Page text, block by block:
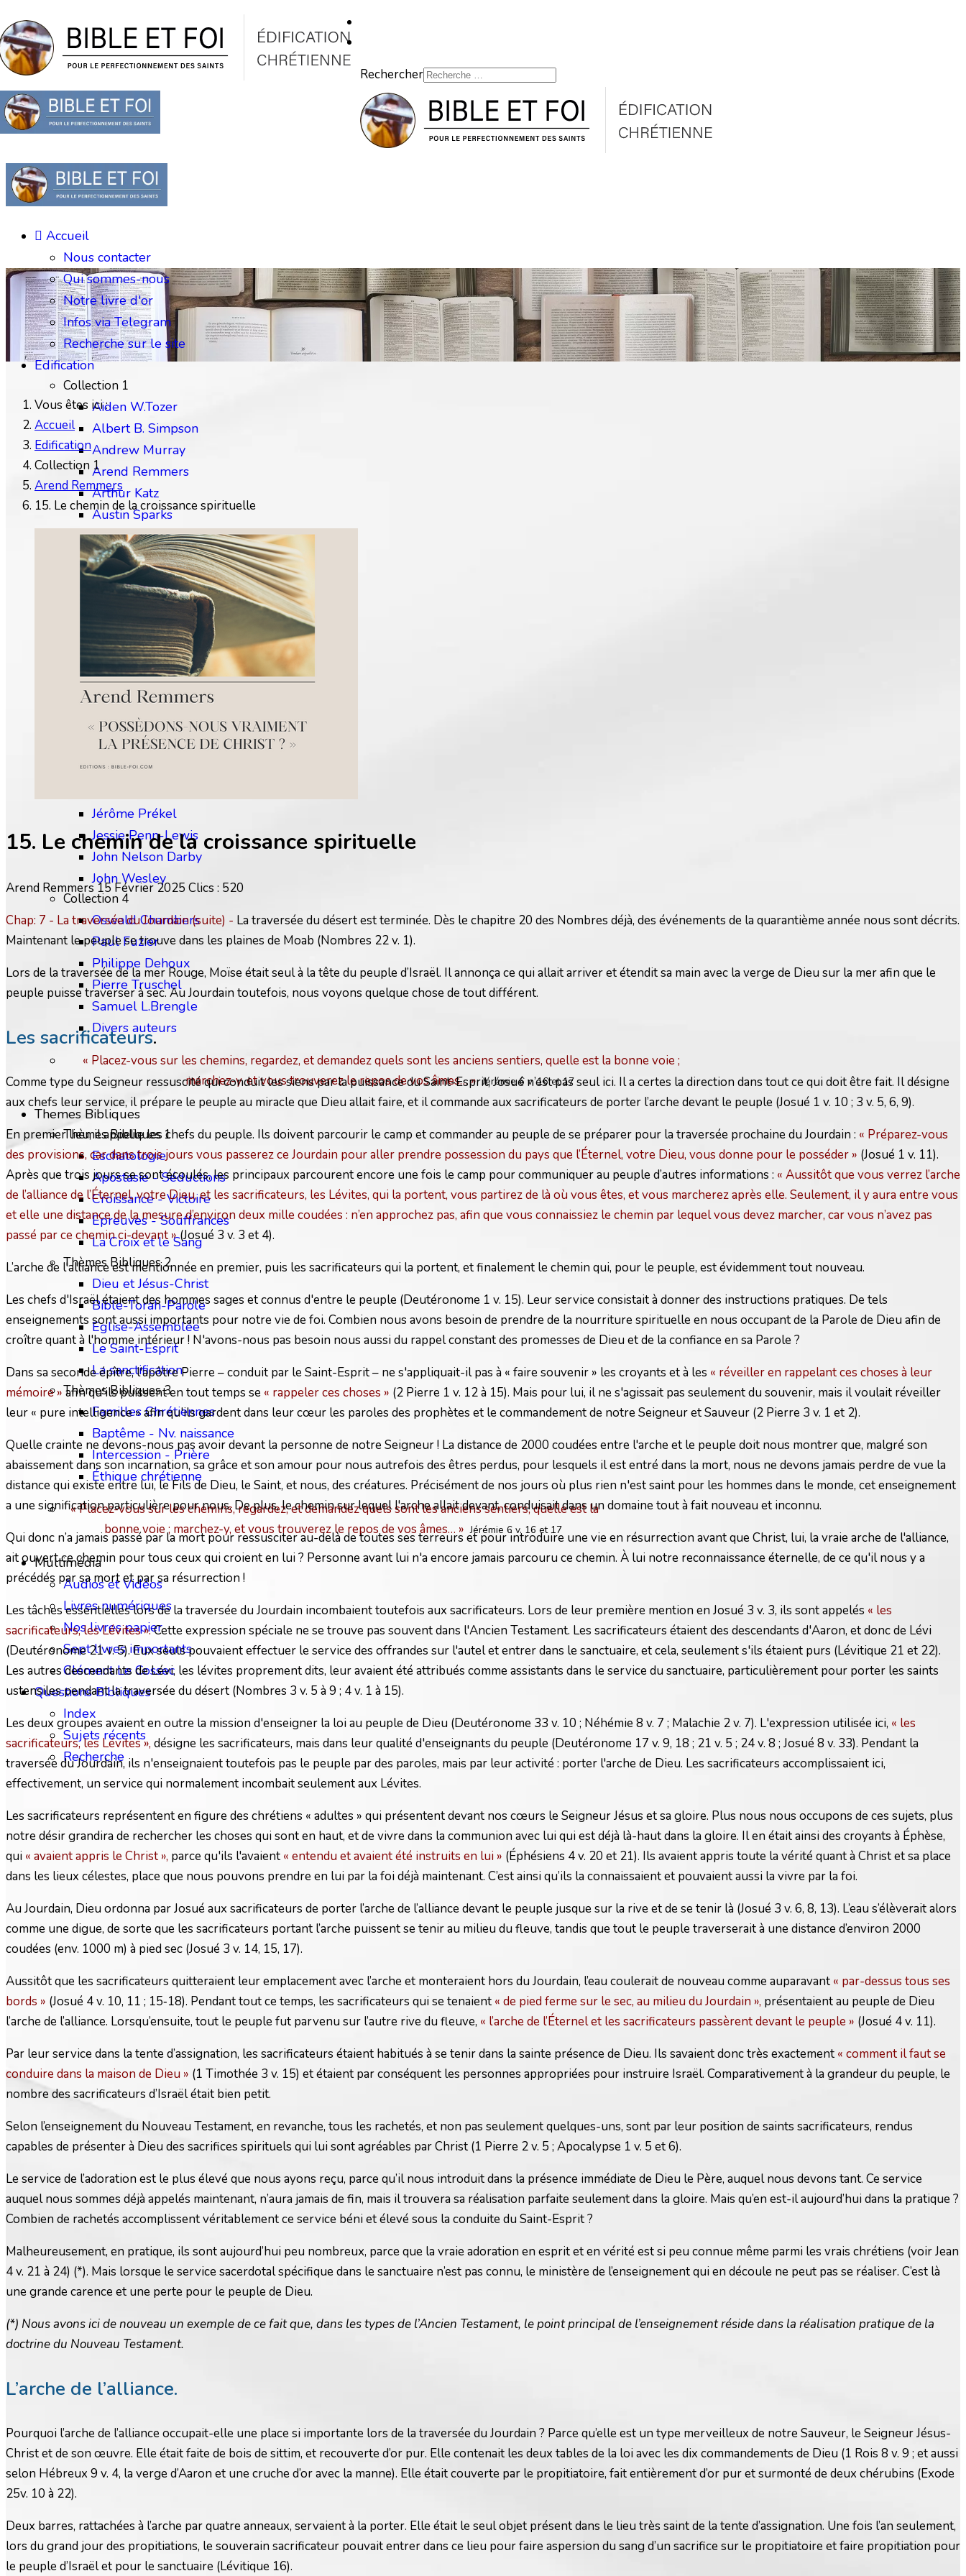
Rechercher
Accueil
Nous contacter
Qui sommes-nous
Notre livre d'or
Infos via Telegram
Recherche sur le site
Edification
Collection 1
Aiden W.Tozer
Albert B. Simpson
Andrew Murray
Arend Remmers
Arthur Katz
Austin Sparks
Benjamin Gabelle
Collection 2
Charles H.Mackintosh
Charles Spurgeon
Chip Brogden
Christian Briem
Charles Finney
David Wilkerson
Edward M. Bounds
Collection 3
Frédéric Gabelle
Frederick B. Meyer
Jérôme Prékel
Jessie Penn-Lewis
John Nelson Darby
John Wesley
Collection 4
Oswald Chambers
Paul Fuzier
Philippe Dehoux
Pierre Truschel
Samuel L.Brengle
Divers auteurs
« Placez-vous sur les chemins, regardez, et demandez quels sont les anciens sentiers, quelle est la bonne voie ;
marchez-y, et vous trouverez le repos de vos âmes… » Jérémie 6 v. 16 et 17
Themes Bibliques
Thèmes Bibliques 1
Eschatologie
Apostasie - Séductions
Croissance - Victoire
Epreuves - Souffrances
La Croix et le Sang
Thèmes Bibliques 2
Dieu et Jésus-Christ
Bible-Torah-Parole
Eglise-Assemblée
Le Saint-Esprit
La sanctification
Thèmes Bibliques 3
Familles Chrétiennes
Baptême - Nv. naissance
Intercession - Prière
Éthique chrétienne
« Placez-vous sur les chemins, regardez, et demandez quels sont les anciens sentiers, quelle est la
bonne voie ; marchez-y, et vous trouverez le repos de vos âmes… » Jérémie 6 v. 16 et 17
Multimédia
Audios et Vidéos
Livres numériques
Nos livres papier
Sept livres importants
Clément Le Cossec
Questions Bibliques
Index
Sujets récents
Recherche
Vous êtes ici :
Accueil
Edification
Collection 1
Arend Remmers
15. Le chemin de la croissance spirituelle
15. Le chemin de la croissance spirituelle
Arend Remmers 15 Février 2025 Clics : 520
Chap: 7 - La traversée du Jourdain (suite) - La traversée du désert est terminée. Dès le chapitre 20 des Nombres déjà, des événements de la quarantième année nous sont décrits.
Maintenant le peuple se trouve dans les plaines de Moab (Nombres 22 v. 1).
Lors de la traversée de la mer Rouge, Moïse était seul à la tête du peuple d’Israël. Il annonça ce qui allait arriver et étendit sa main avec la verge de Dieu sur la mer afin que le
peuple puisse traverser à sec. Au Jourdain toutefois, nous voyons quelque chose de tout différent.
Les sacrificateurs.
Comme type du Seigneur ressuscité qui conduit les siens par la puissance du Saint-Esprit, Josué n’est pas seul ici. Il a certes la direction dans tout ce qui doit être fait. Il désigne
aux chefs leur service, il prépare le peuple au miracle que Dieu allait faire, et il commande aux sacrificateurs de porter l’arche devant le peuple (Josué 1 v. 10 ; 3 v. 5, 6, 9).
En premier lieu, il appelle les chefs du peuple. Ils doivent parcourir le camp et commander au peuple de se préparer pour la traversée prochaine du Jourdain : « Préparez-vous
des provisions, car dans trois jours vous passerez ce Jourdain pour aller prendre possession du pays que l’Éternel, votre Dieu, vous donne pour le posséder » (Josué 1 v. 11).
Après que trois jours se sont écoulés, les principaux parcourent encore une fois le camp pour communiquer au peuple d’autres informations : « Aussitôt que vous verrez l’arche
de l’alliance de l’Éternel, votre Dieu, et les sacrificateurs, les Lévites, qui la portent, vous partirez de là où vous êtes, et vous marcherez après elle. Seulement, il y aura entre vous
et elle une distance de la mesure d’environ deux mille coudées : n’en approchez pas, afin que vous connaissiez le chemin par lequel vous devez marcher, car vous n’avez pas
passé par ce chemin ci-devant »(Josué 3 v. 3 et 4).
L’arche de l'alliance est mentionnée en premier, puis les sacrificateurs qui la portent, et finalement le chemin qui, pour le peuple, est évidemment tout nouveau.
Les chefs d'Israël étaient des hommes sages et connus d'entre le peuple (Deutéronome 1 v. 15). Leur service consistait à donner des instructions pratiques. De tels
enseignements sont aussi importants pour notre vie de foi. Combien nous avons besoin de prendre de la nourriture spirituelle en nous occupant de la Parole de Dieu afin de
croître quant à l'homme intérieur ! N'avons-nous pas besoin nous aussi du rappel constant des promesses de Dieu et de la confiance en sa Parole ?
Dans sa seconde épître, l'apôtre Pierre – conduit par le Saint-Esprit – ne s'appliquait-il pas à « faire souvenir » les croyants et à les « réveiller en rappelant ces choses à leur
mémoire » afin qu'ils puissent en tout temps se « rappeler ces choses » (2 Pierre 1 v. 12 à 15). Mais pour lui, il ne s'agissait pas seulement du souvenir, mais il voulait réveiller
leur « pure intelligence » afin qu'ils gardent dans leur cœur les paroles des prophètes et le commandement de notre Seigneur et Sauveur (2 Pierre 3 v. 1 et 2).
Quelle crainte ne devons-nous pas avoir devant la personne de notre Seigneur ! La distance de 2000 coudées entre l'arche et le peuple doit nous montrer que, malgré son
abaissement dans son incarnation, sa grâce et son amour pour nous autrefois des êtres perdus, pour lesquels il est entré dans la mort, nous ne devons jamais perdre de vue la
distance qui existe entre lui, le Fils de Dieu, le Saint, et nous, des créatures. Précisément de nos jours où plus rien n'est saint pour les hommes dans le monde, cet enseignement
a une signification particulière pour nous. De plus, le chemin sur lequel l'arche allait devant, conduisait dans un domaine tout à fait nouveau et inconnu.
Qui donc n’a jamais passé par la mort pour ressusciter au-delà de toutes ses terreurs et pour introduire une vie en résurrection avant que Christ, lui, la vraie arche de l'alliance,
ait ouvert ce chemin pour tous ceux qui croient en lui ? Personne avant lui n'a encore jamais parcouru ce chemin. À lui notre reconnaissance éternelle, de ce qu'il nous y a
précédés par sa mort et par sa résurrection !
Les tâches essentielles lors de la traversée du Jourdain incombaient toutefois aux sacrificateurs. Lors de leur première mention en Josué 3 v. 3, ils sont appelés « les
sacrificateurs, les Lévites ».Cette expression spéciale ne se trouve pas souvent dans l'Ancien Testament. Les sacrificateurs étaient des descendants d'Aaron, et donc de Lévi
(Deutéronome 21 v. 5). Eux seuls pouvaient effectuer le service des offrandes sur l'autel et entrer dans le sanctuaire, et cela, seulement s'ils étaient purs (Lévitique 21 et 22).
Les autres descendants de Lévi, les lévites proprement dits, leur avaient été attribués comme assistants dans le service du sanctuaire, particulièrement pour porter les saints
ustensiles pendant la traversée du désert (Nombres 3 v. 5 à 9 ; 4 v. 1 à 15).
Les deux groupes avaient en outre la mission d'enseigner la loi au peuple de Dieu (Deutéronome 33 v. 10 ; Néhémie 8 v. 7 ; Malachie 2 v. 7). L'expression utilisée ici, « les
sacrificateurs, les Lévites », désigne les sacrificateurs, mais dans leur qualité d'enseignants du peuple (Deutéronome 17 v. 9, 18 ; 21 v. 5 ; 24 v. 8 ; Josué 8 v. 33). Pendant la
traversée du Jourdain, ils n'enseignaient toutefois pas le peuple par des paroles, mais par leur activité : porter l'arche de Dieu. Les sacrificateurs accomplissaient ici,
effectivement, un service qui normalement incombait seulement aux Lévites.
Les sacrificateurs représentent en figure des chrétiens « adultes » qui présentent devant nos cœurs le Seigneur Jésus et sa gloire. Plus nous nous occupons de ces sujets, plus
notre désir grandira de rechercher les choses qui sont en haut, et de vivre dans la communion avec lui qui est déjà là-haut dans la gloire. Il en était ainsi des croyants à Éphèse,
qui « avaient appris le Christ », parce qu'ils l'avaient « entendu et avaient été instruits en lui » (Éphésiens 4 v. 20 et 21). Ils avaient appris toute la vérité quant à Christ et sa place
dans les lieux célestes, place que nous pouvons prendre en lui par la foi déjà maintenant. C’est ainsi qu’ils la connaissaient et pouvaient aussi la vivre par la foi.
Au Jourdain, Dieu ordonna par Josué aux sacrificateurs de porter l’arche de l’alliance devant le peuple jusque sur la rive et de se tenir là (Josué 3 v. 6, 8, 13). L’eau s’élèverait alors
comme une digue, de sorte que les sacrificateurs portant l’arche puissent se tenir au milieu du fleuve, tandis que tout le peuple traverserait à une distance d’environ 2000
coudées (env. 1000 m) à pied sec (Josué 3 v. 14, 15, 17).
Aussitôt que les sacrificateurs quitteraient leur emplacement avec l’arche et monteraient hors du Jourdain, l’eau coulerait de nouveau comme auparavant « par-dessus tous ses
bords » (Josué 4 v. 10, 11 ; 15‑18). Pendant tout ce temps, les sacrificateurs qui se tenaient « de pied ferme sur le sec, au milieu du Jourdain », présentaient au peuple de Dieu
l’arche de l’alliance. Lorsqu’ensuite, tout le peuple fut parvenu sur l’autre rive du fleuve, « l’arche de l’Éternel et les sacrificateurs passèrent devant le peuple » (Josué 4 v. 11).
Par leur service dans la tente d’assignation, les sacrificateurs étaient habitués à se tenir dans la sainte présence de Dieu. Ils savaient donc très exactement « comment il faut se
conduire dans la maison de Dieu » (1 Timothée 3 v. 15) et étaient par conséquent les personnes appropriées pour instruire Israël. Comparativement à la grandeur du peuple, le
nombre des sacrificateurs d’Israël était bien petit.
Selon l’enseignement du Nouveau Testament, en revanche, tous les rachetés, et non pas seulement quelques-uns, sont par leur position de saints sacrificateurs, rendus
capables de présenter à Dieu des sacrifices spirituels qui lui sont agréables par Christ (1 Pierre 2 v. 5 ; Apocalypse 1 v. 5 et 6).
Le service de l’adoration est le plus élevé que nous ayons reçu, parce qu’il nous introduit dans la présence immédiate de Dieu le Père, auquel nous devons tant. Ce service
auquel nous sommes déjà appelés maintenant, n’aura jamais de fin, mais il trouvera sa réalisation parfaite seulement dans la gloire. Mais qu’en est-il aujourd’hui dans la pratique ?
Combien de rachetés accomplissent véritablement ce service béni et élevé sous la conduite du Saint-Esprit ?
Malheureusement, en pratique, ils sont aujourd’hui peu nombreux, parce que la vraie adoration en esprit et en vérité est si peu connue même parmi les vrais chrétiens (voir Jean
4 v. 21 à 24) (*). Mais lorsque le service sacerdotal spécifique dans le sanctuaire n’est pas connu, le ministère de l’enseignement qui en découle ne peut pas se réaliser. C’est là
une grande carence et une perte pour le peuple de Dieu.
(*) Nous avons ici de nouveau un exemple de ce fait que, dans les types de l’Ancien Testament, le point principal de l’enseignement réside dans la réalisation pratique de la
doctrine du Nouveau Testament.
L’arche de l’alliance.
Pourquoi l’arche de l’alliance occupait-elle une place si importante lors de la traversée du Jourdain ? Parce qu’elle est un type merveilleux de notre Sauveur, le Seigneur Jésus-
Christ et de son œuvre. Elle était faite de bois de sittim, et recouverte d’or pur. Elle contenait les deux tables de la loi avec les dix commandements de Dieu (1 Rois 8 v. 9 ; et aussi
selon Hébreux 9 v. 4, la verge d’Aaron et une cruche d’or avec la manne). Elle était couverte par le propitiatoire, fait entièrement d’or pur et surmonté de deux chérubins (Exode
25v. 10 à 22).
Deux barres, rattachées à l’arche par quatre anneaux, servaient à la porter. Elle était le seul objet présent dans le lieu très saint de la tente d’assignation. Une fois l’an seulement,
lors du grand jour des propitiations, le souverain sacrificateur pouvait entrer dans ce lieu pour faire aspersion du sang d’un sacrifice sur le propitiatoire et faire propitiation pour
le peuple d’Israël et pour le sanctuaire (Lévitique 16).